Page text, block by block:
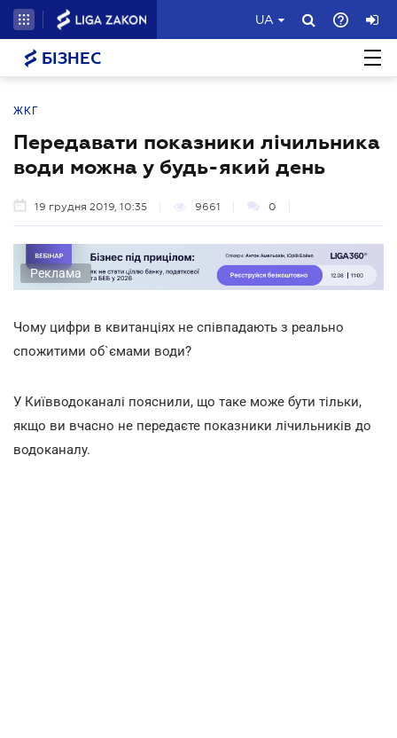
UA
БІЗНЕС
ЖКГ
Передавати показники лічильника
води можна у будь-який день
19 грудня 2019, 10:35 9661 0
Реклама
Чому цифри в квитанціях не співпадають з реально
спожитими об`ємами води?
У Київводоканалі пояснили, що таке може бути тільки,
якщо ви вчасно не передаєте показники лічильників до
водоканалу.